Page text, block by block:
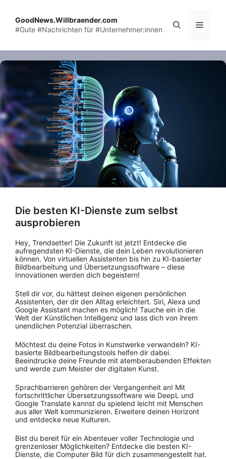
content
GoodNews.Willbraender.com
#Gute #Nachrichten für #Unternehmer:innen
Menu
Die besten KI-Dienste zum selbst
ausprobieren
Hey, Trendsetter! Die Zukunft ist jetzt! Entdecke die
aufregendsten KI-Dienste, die dein Leben revolutionieren
können. Von virtuellen Assistenten bis hin zu KI-basierter
Bildbearbeitung und Übersetzungssoftware – diese
Innovationen werden dich begeistern!
Stell dir vor, du hättest deinen eigenen persönlichen
Assistenten, der dir den Alltag erleichtert. Siri, Alexa und
Google Assistant machen es möglich! Tauche ein in die
Welt der Künstlichen Intelligenz und lass dich von ihrem
unendlichen Potenzial überraschen.
Möchtest du deine Fotos in Kunstwerke verwandeln? KI-
basierte Bildbearbeitungstools helfen dir dabei.
Beeindrucke deine Freunde mit atemberaubenden Effekten
und werde zum Meister der digitalen Kunst.
Sprachbarrieren gehören der Vergangenheit an! Mit
fortschrittlicher Übersetzungssoftware wie DeepL und
Google Translate kannst du spielend leicht mit Menschen
aus aller Welt kommunizieren. Erweitere deinen Horizont
und entdecke neue Kulturen.
Bist du bereit für ein Abenteuer voller Technologie und
grenzenloser Möglichkeiten? Entdecke die besten KI-
Dienste, die Computer Bild für dich zusammengestellt hat.